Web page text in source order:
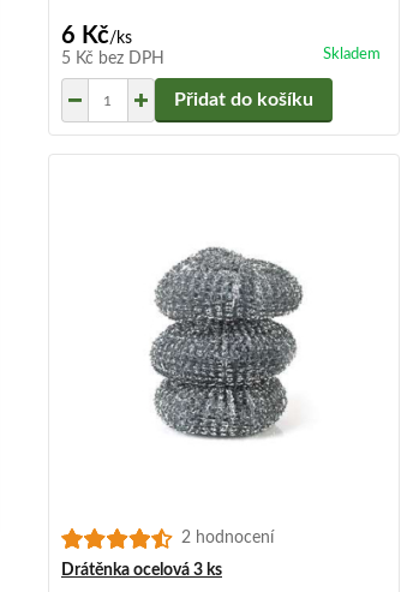
6 Kč/ ks
5 Kč bez DPH Skladem
Přidat do košíku
2 hodnocení
Drátěnka ocelová 3 ks